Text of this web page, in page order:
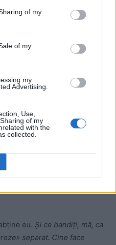
of my
of my
my
Advertising.
Use,
of my
with the
collected.
timp?,întreabă Bia.
întâlnire importantă: a venit
eu. Şi ce bandiţi, mă, ca
separat. Cine face